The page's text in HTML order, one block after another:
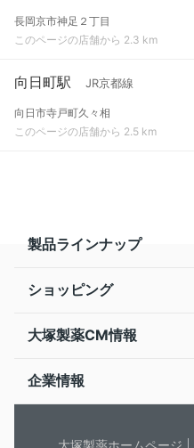
長岡京市神足２丁目
このページの店舗から 2.3 km
向日町駅 JR京都線
向日市寺戸町久々相
このページの店舗から 2.5 km
製品ラインナップ
ショッピング
大塚製薬CM情報
企業情報